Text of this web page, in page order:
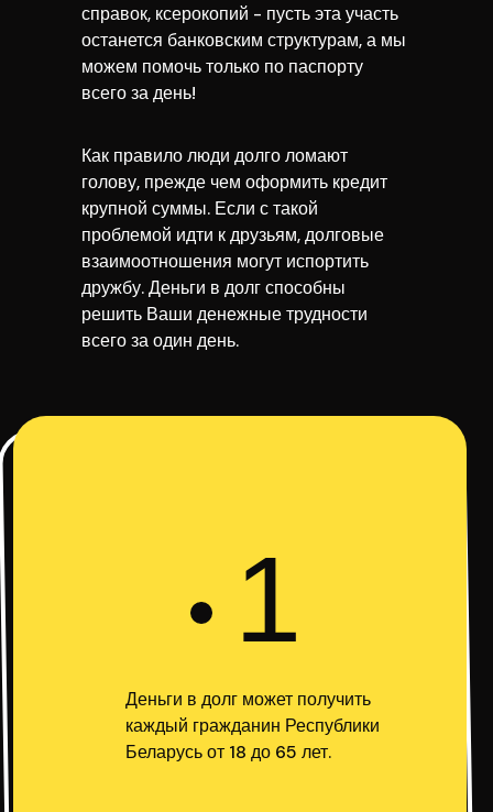
Как правило люди долго ломают
голову, прежде чем оформить кредит
крупной суммы. Если с такой
проблемой идти к друзьям, долговые
взаимоотношения могут испортить
дружбу. Деньги в долг способны
решить Ваши денежные трудности
всего за один день.
справок, ксерокопий - пусть эта участь
останется банковским структурам, а мы
можем помочь только по паспорту
всего за день!
1
Деньги в долг может получить
каждый гражданин Республики
Беларусь от 18 до 65 лет.